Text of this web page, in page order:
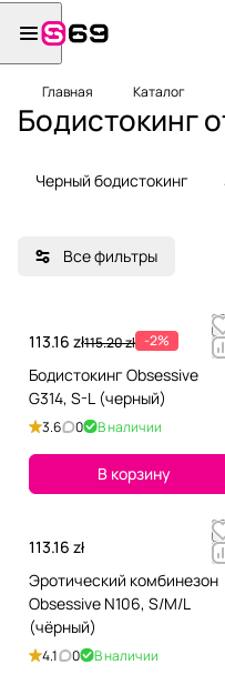
Главная Каталог
Бодистокинг
Черный бодистокинг
Все фильтры
113.16 zł115.20 zł -2%
Бодистокинг Obsessive
G314, S-L (черный)
3.6 0 В наличии
В корзину
113.16 zł
Эротический комбинезон
Obsessive N106, S/M/L
(чёрный)
4.1 0 В наличии